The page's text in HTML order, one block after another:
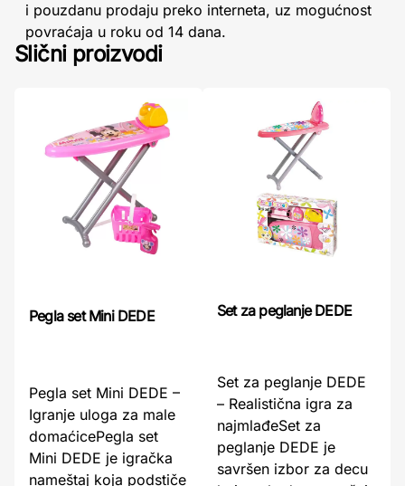
i pouzdanu prodaju preko interneta, uz mogućnost
povraćaja u roku od 14 dana.
Slični proizvodi
Pegla set Mini DEDE
Pegla set Mini DEDE –
Igranje uloga za male
domaćicePegla set
Mini DEDE je igračka
nameštaj koja podstiče
Set za peglanje DEDE
Set za peglanje DEDE
– Realistična igra za
najmlađeSet za
peglanje DEDE je
savršen izbor za decu